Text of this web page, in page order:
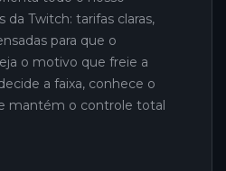
da Twitch: tarifas claras,
para que o
o motivo que freie a
a faixa, conhece o
mantém o controle total